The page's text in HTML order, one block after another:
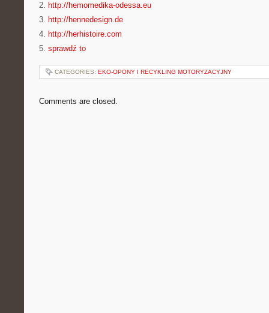
2. http://hemomedika-odessa.eu
3. http://hennedesign.de
4. http://herhistoire.com
5. sprawdź to
CATEGORIES: EKO-OPONY I RECYKLING MOTORYZACYJNY
Comments are closed.